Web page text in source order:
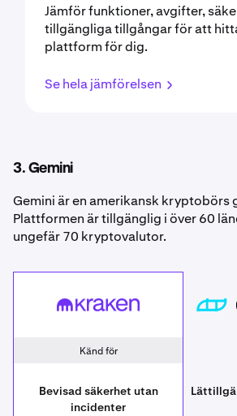
Jämför funktioner, avgifter,
tillgängliga tillgångar för att
plattform för dig.
Se hela jämförelsen
3. Gemini
Gemini är en amerikansk kryptobörs
Plattformen är tillgänglig i över 60
ungefär 70 kryptovalutor.
Kraken
Känd för
Bevisad säkerhet utan
incidenter